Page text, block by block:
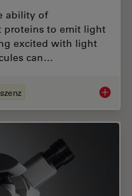
ability of
proteins to emit light
excited with light
can…
A